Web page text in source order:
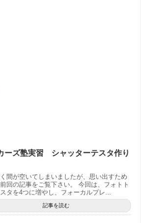
ーズ塾実習 シャッターテスタ作り
間が空いてしまいましたが、思い出すため
回の記事をご覧下さい。 今回は、フォトト
タを4つに増やし、フォーカルプレ...
記事を読む